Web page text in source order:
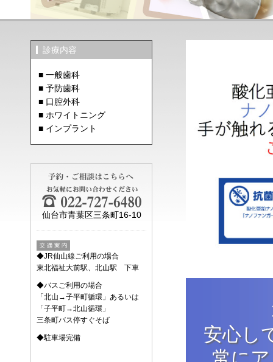
安心し
診療内容
■ 一般歯科
■ 予防歯科
■ 口腔外科
■ ホワイトニング
■ インプラント
仙台市青葉区三条町16-10
◆JR仙山線ご利用の場合
東北福祉大前駅、北山駅 下車
◆バスご利用の場合
「北山→子平町循環」あるいは
「子平町→北山循環」
三条町バス停すぐそば
◆駐車場完備